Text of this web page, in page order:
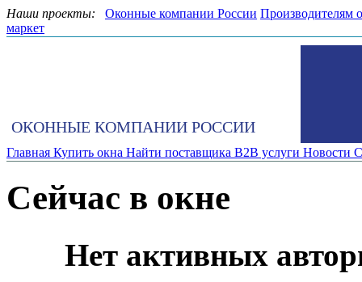
Наши проекты: Оконные компании России Производителям
маркет
ОКОННЫЕ КОМПАНИИ РОССИИ
Главная Купить окна Найти поставщика B2B услуги Новости
Сейчас в окне
Нет активных